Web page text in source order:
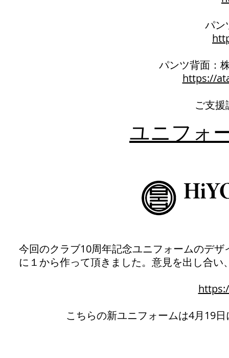
パン
パンツ背面：
https://
ご支
ユニフォ
今回のクラブ10周年記念ユニフォームのデ
に１から作って頂きました。意見を出し合
こちらの新ユニフォームは4月19